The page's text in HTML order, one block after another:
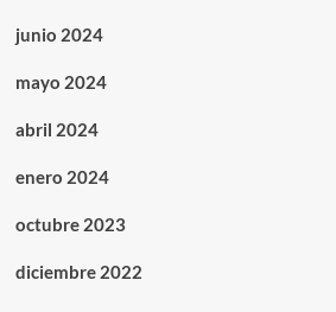
junio 2024
mayo 2024
abril 2024
enero 2024
octubre 2023
diciembre 2022